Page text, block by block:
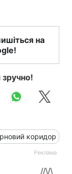
на
коридор